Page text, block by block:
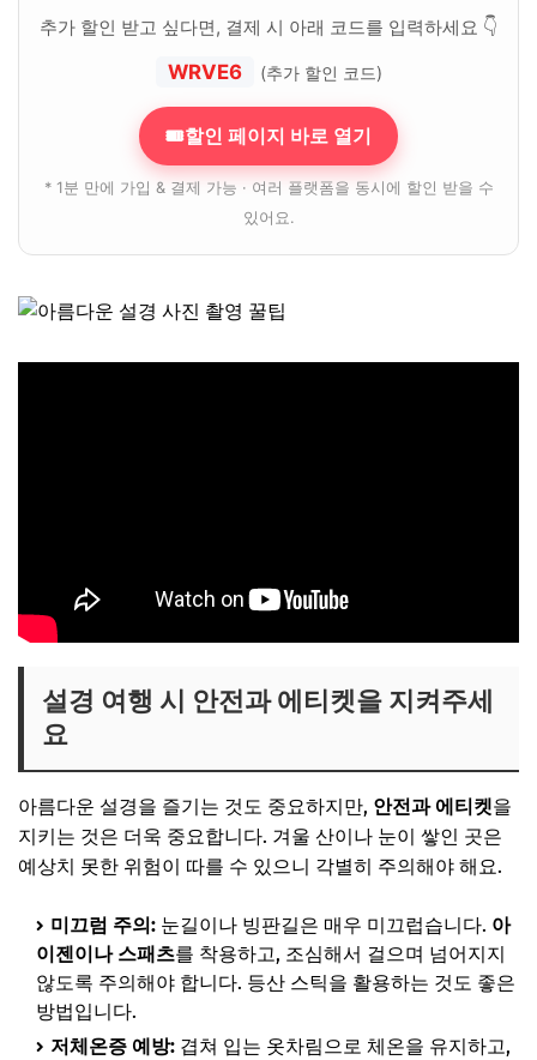
추가 할인 받고 싶다면, 결제 시 아래 코드를 입력하세요 👇
WRVE6 (추가 할인 코드)
🎟할인 페이지 바로 열기
* 1분 만에 가입 & 결제 가능 · 여러 플랫폼을 동시에 할인 받을 수
있어요.
설경 여행 시 안전과 에티켓을 지켜주세
요
아름다운 설경을 즐기는 것도 중요하지만, 안전과 에티켓을
지키는 것은 더욱 중요합니다. 겨울 산이나 눈이 쌓인 곳은
예상치 못한 위험이 따를 수 있으니 각별히 주의해야 해요.
미끄럼 주의: 눈길이나 빙판길은 매우 미끄럽습니다. 아
이젠이나 스패츠를 착용하고, 조심해서 걸으며 넘어지지
않도록 주의해야 합니다. 등산 스틱을 활용하는 것도 좋은
방법입니다.
저체온증 예방: 겹쳐 입는 옷차림으로 체온을 유지하고,